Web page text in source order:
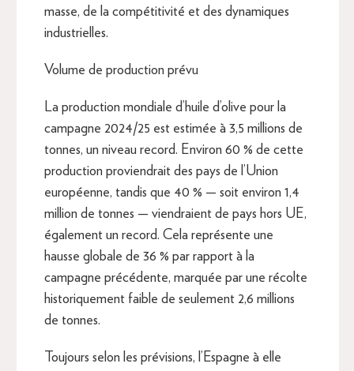
masse, de la compétitivité et des dynamiques
industrielles.
Volume de production prévu
La production mondiale d’huile d’olive pour la
campagne 2024/25 est estimée à 3,5 millions de
tonnes, un niveau record. Environ 60 % de cette
production proviendrait des pays de l’Union
européenne, tandis que 40 % — soit environ 1,4
million de tonnes — viendraient de pays hors UE,
également un record. Cela représente une
hausse globale de 36 % par rapport à la
campagne précédente, marquée par une récolte
historiquement faible de seulement 2,6 millions
de tonnes.
Toujours selon les prévisions, l’Espagne à elle